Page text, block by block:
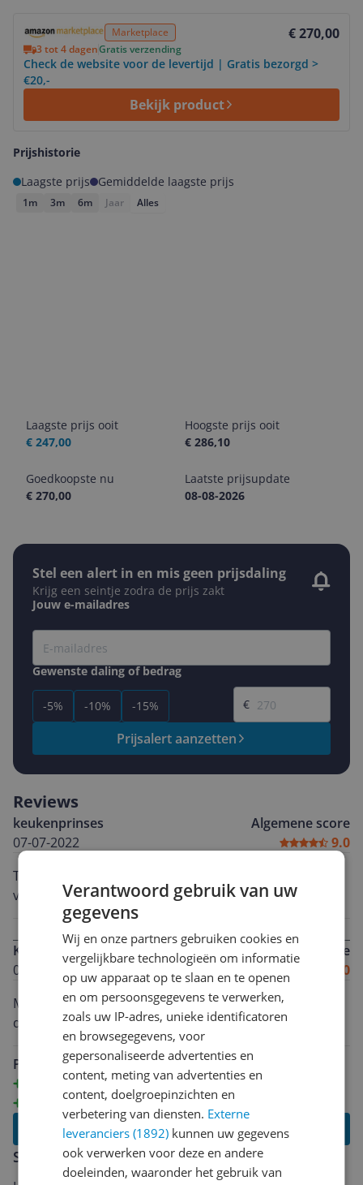
Marketplace € 270,00
3 tot 4 dagenGratis verzending
Check de website voor de levertijd | Gratis bezorgd >
€20,-
Bekijk product
Prijshistorie
Laagste prijs
Gemiddelde laagste prijs
1m 3m 6m Jaar Alles
Laagste prijs ooit
€ 247,00
Hoogste prijs ooit
€ 286,10
Goedkoopste nu
€ 270,00
Laatste prijsupdate
08-08-2026
Stel een alert in en mis geen prijsdaling
Krijg een seintje zodra de prijs zakt
Jouw e-mailadres
Gewenste daling of bedrag
-5% -10% -15%
Gewenste prijs
€
Prijsalert aanzetten
Reviews
keukenprinses
07-07-2022
Algemene score
9.0
Top product, fijn om mee te werken en eeg gebruiker
vriendelijk. Een aanrader in iedere keuken
Kevin
03-07-2022
Algemene score
9.0
Mooie grote krachtige keukenmachine met een mooi
design. Deze machine is echt een must in elke keuken!
Pluspunten
Design
Krachtig apparaat
Lees alle reviews
Schrijf een review
Verantwoord gebruik van uw
gegevens
Wij en onze partners gebruiken cookies en
vergelijkbare technologieën om informatie
op uw apparaat op te slaan en te openen
en om persoonsgegevens te verwerken,
zoals uw IP-adres, unieke identificatoren
en browsegegevens, voor
gepersonaliseerde advertenties en
content, meting van advertenties en
content, doelgroepinzichten en
verbetering van diensten. Externe
leveranciers (1892) kunnen uw gegevens
ook verwerken voor deze en andere
doeleinden, waaronder het gebruik van